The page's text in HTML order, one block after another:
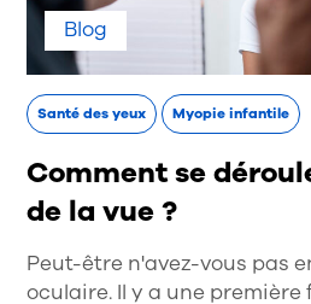
Blog
Santé des yeux Myopie infantile
Comment se
de la vue ?
Peut-être n'avez-vous pas
oculaire. Il y a une